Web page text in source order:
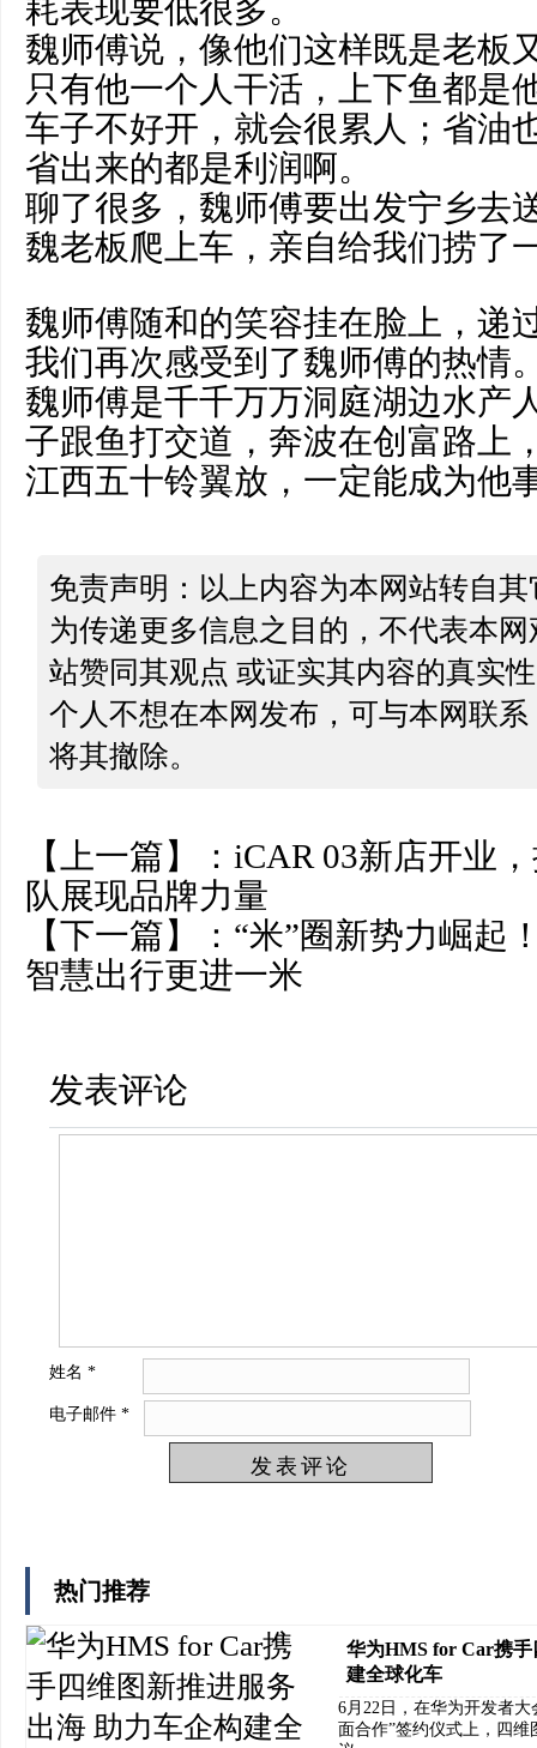
耗表现要低很多。
魏师傅说，像他们这样既是老板
只有他一个人干活，上下鱼都是
车子不好开，就会很累人；省油
省出来的都是利润啊。
聊了很多，魏师傅要出发宁乡去
魏老板爬上车，亲自给我们捞了
魏师傅随和的笑容挂在脸上，递
我们再次感受到了魏师傅的热情
魏师傅是千千万万洞庭湖边水产
子跟鱼打交道，奔波在创富路上
江西五十铃翼放，一定能成为他
免责声明：以上内容为本网站转自
为传递更多信息之目的，不代表本
站赞同其观点 或证实其内容的真实
个人不想在本网发布，可与本网联
将其撤除。
【上一篇】： iCAR 03新店开业
队展现品牌力量
【下一篇】： “米”圈新势力崛起
智慧出行更进一米
发表评论
姓名 *
电子邮件 *
热门推荐
华为HMS for Car携
建全球化车
6月22日，在华为开发者大
面合作”签约仪式上，四